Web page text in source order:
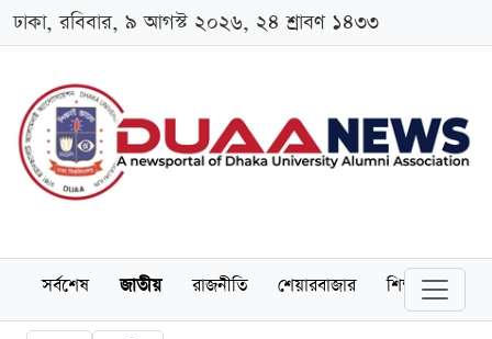
ঢাকা, রবিবার, ৯ আগস্ট ২০২৬, ২৪ শ্রাবণ ১৪৩৩
সর্বশেষ জাতীয় রাজনীতি শেয়ারবাজার শিক্ষা